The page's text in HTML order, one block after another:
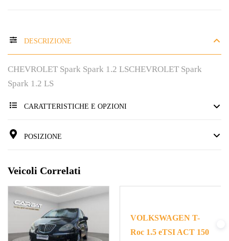
DESCRIZIONE
CHEVROLET Spark Spark 1.2 LSCHEVROLET Spark
Spark 1.2 LS
CARATTERISTICHE E OPZIONI
POSIZIONE
Veicoli Correlati
VOLKSWAGEN T-
Roc 1.5 eTSI ACT 150